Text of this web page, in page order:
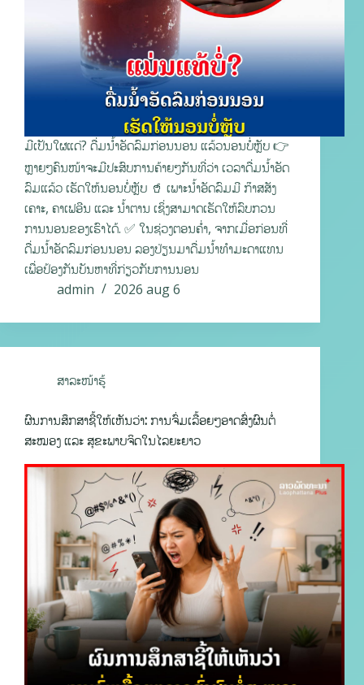
ມີເປັນໃຜແດ່? ດື່ມນ້ຳອັດລົມກ່ອນນອນ ແລ້ວນອນບໍ່ຫຼັບ 👉
ຫຼາຍໆຄົນໜ້າຈະມີປະສົບການຄ້າຍໆກັນທີ່ວ່າ ເວລາດື່ມນ້ຳອັດ
ລົມແລ້ວ ເຮັດໃຫ້ນອນບໍ່ຫຼັບ 🥤 ເພາະນ້ຳອັດລົມມີ ກ໊າສສັງ
ເຄາະ, ຄາເຟອີນ ແລະ ນ້ຳຕານ ເຊິ່ງສາມາດເຮັດໃຫ້ລົບກວນ
ການນອນຂອງເຮົາໄດ້. ✅ ໃນຊ່ວງຕອນຄ່ຳ, ຈາກເມື່ອກ່ອນທີ່
ດື່ມນ້ຳອັດລົມກ່ອນນອນ ລອງປ່ຽນມາດື່ມນ້ຳທຳມະດາແທນ
ເພື່ອປ້ອງກັນບັນຫາທີ່ກ່ຽວກັບການນອນ
admin
2026 aug 6
ສາລະໜ້າຮູ້
ຜົນການສຶກສາຊີ້ໃຫ້ເຫັນວ່າ: ການຈົ່ມເລື້ອຍໆອາດສົ່ງຜົນຕໍ່
ສະໝອງ ແລະ ສຸຂະພາບຈິດໃນໄລຍະຍາວ